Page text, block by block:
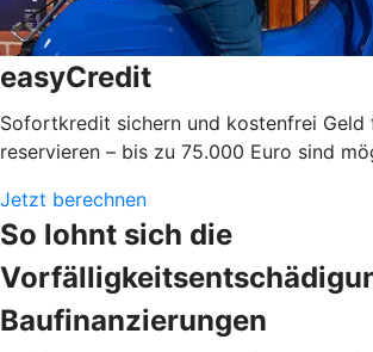
easyCredit
Sofortkredit sichern und kostenfrei Geld
reservieren – bis zu 75.000 Euro sind
Jetzt berechnen
So lohnt sich die
Baufinanzierungen